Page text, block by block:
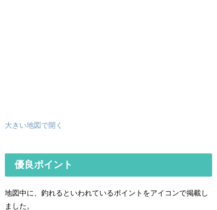
大きい地図で開く
優良ポイント
地図中に、釣れるといわれているポイントをアイコンで掲載し
ました。